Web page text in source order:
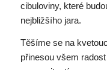
cibuloviny, které
nejbližšího jara.
Těšíme se na
přinesou všem